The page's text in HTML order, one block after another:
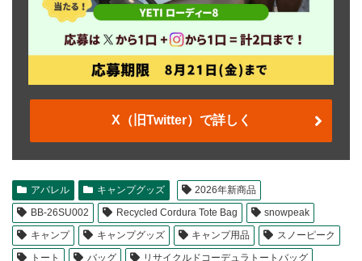
X（旧Twitter）で詳しく
アパレル キャンプグッズ
2026年新商品
BB-26SU002
Recycled Cordura Tote Bag
snowpeak
キャンプ
キャンプグッズ キャンプ用品
スノーピーク
トート
バッグ リサイクルドコーデュラトートバッグ